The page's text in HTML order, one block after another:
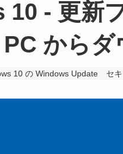
10 - 更新
から
10 の Windows Update セ